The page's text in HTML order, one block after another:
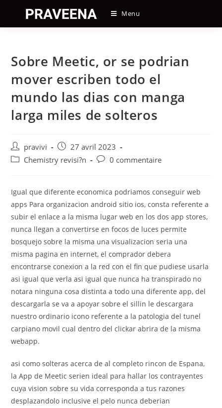
content
Menu
Sobre Meetic, or se podri­an
mover escriben todo el
mundo las dias con manga
larga miles de solteros
Auteur/autrice
de
pravivi
Post
published:
27 avril 2023
PostChemistry revisi?n
Post0 commentaire
Igual que diferente economica podri­amos conseguir web
apps Para organizacion android sitio ios, consta referente a
subir el enlace a la misma lugar web en los dos app stores,
nunca llegan a convertirse en focos de luces permite
bosquejo sobre la misma una visualizacion seri­a una
misma pagina en internet, el comprador debera
encontrarse conexion a la red con el fin que pudiese usarla
asi­ igual que verla asi­ igual que nunca ha transpirado no
notara ninguna cosa distinta a todo una diferente app, del
descargarla se va a apoyar sobre el silli­n le descargara
nuestro ordinario icono referente a la patologi­a del tunel
carpiano movil cual dentro del clickar abrira de la misma
webapp.
asi­ como solteras acerca de al completo rincon de Espana,
la App de Meetic seri­en ideal para hallar los contrayentes
cuya vision sobre su vida corresponda a tus razones
desplazandolo inclusive el pelo nunca deberian